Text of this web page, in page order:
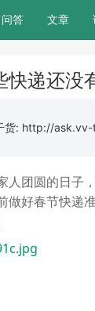
问答 文章
快递还没
货: http://
人团圆的日子
做好春节快递